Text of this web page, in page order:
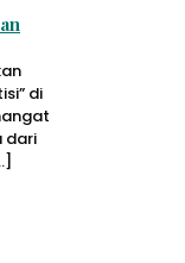
di
dari